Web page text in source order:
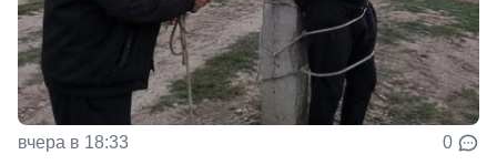
вчера в 18:33 0